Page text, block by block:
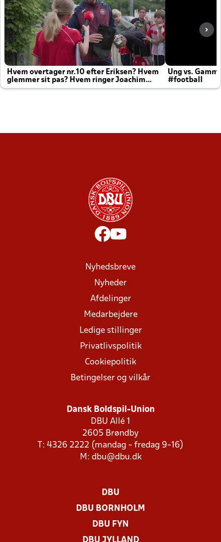
Hvem overtager nr.10 efter Eriksen? Hvem
glemmer sit pas? Hvem ringer Joachim
altid til efter kampe?
Ung vs.
#football
Nyhedsbreve
Nyheder
Afdelinger
Medarbejdere
Ledige stillinger
Privatlivspolitik
Cookiepolitik
Betingelser og vilkår
Dansk Boldspil-Union
DBU Allé 1
2605 Brøndby
T: 4326 2222 (mandag - fredag 9-16)
M: dbu@dbu.dk
DBU
DBU BORNHOLM
DBU FYN